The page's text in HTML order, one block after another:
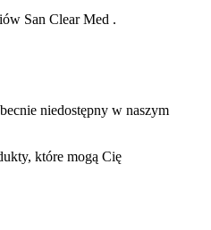
San Clear Med .
niedostępny w naszym
które mogą Cię